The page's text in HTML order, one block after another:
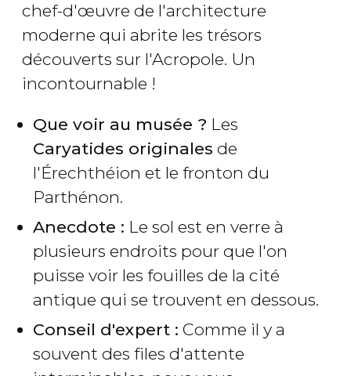
chef-d'œuvre de l'architecture
moderne qui abrite les trésors
découverts sur l'Acropole. Un
incontournable !
Que voir au musée ? Les
Caryatides originales de
l'Érechthéion et le fronton du
Parthénon.
Anecdote : Le sol est en verre à
plusieurs endroits pour que l'on
puisse voir les fouilles de la cité
antique qui se trouvent en dessous.
Conseil d'expert : Comme il y a
souvent des files d'attente